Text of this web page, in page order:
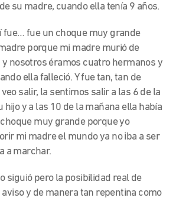
su madre, cuando ella tenía 9 años.
fue… fue un choque muy grande
porque mi madre murió de
nosotros éramos cuatro hermanos y
ella falleció. Y fue tan, tan de
salir, la sentimos salir a las 6 de la
hijo y a las 10 de la mañana ella había
muy grande porque yo
mi madre el mundo ya no iba a ser
a marchar.
siguió pero la posibilidad real de
y de manera tan repentina como